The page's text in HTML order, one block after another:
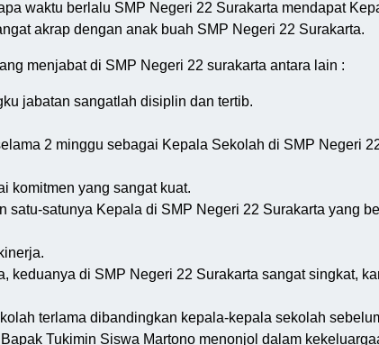
waktu berlalu SMP Negeri 22 Surakarta mendapat
akrap dengan anak buah SMP Negeri 22 Surakarta.
menjabat di SMP Negeri 22 surakarta antara lain :
jabatan sangatlah disiplin dan tertib.
2 minggu sebagai Kepala Sekolah di SMP Negeri
komitmen yang sangat kuat.
satu-satunya Kepala di SMP Negeri 22 Surakarta yang
keduanya di SMP Negeri 22 Surakarta sangat singkat,
terlama dibandingkan kepala-kepala sekolah
Tukimin Siswa Martono menonjol dalam